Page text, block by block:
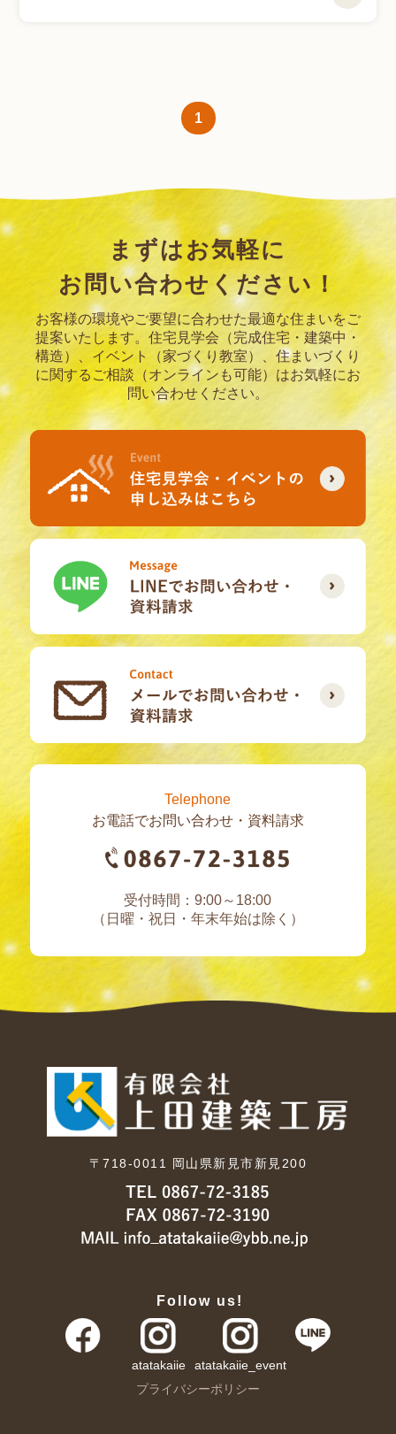
1
まずはお気軽に
お問い合わせください！
お客様の環境やご要望に合わせた最適な住まいをご
提案いたします。 住宅見学会（完成住宅・建築中・
構造）、イベント（家づくり教室）、住まいづくり
に関するご相談（オンラインも可能）はお気軽にお
問い合わせください。
Telephone
お電話でお問い合わせ・資料請求
受付時間：9:00～18:00
（日曜・祝日・年末年始は除く）
〒718-0011 岡山県新見市新見200
Follow us!
atatakaiie
atatakaiie_event
プライバシーポリシー